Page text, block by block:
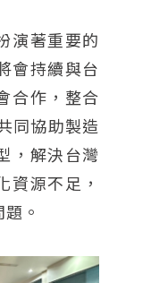
演著重要的
會持續與台
合作，整合
同協助製造
，解決台灣
資源不足，
。